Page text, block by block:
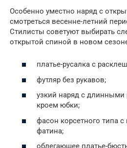
Особенно уместно наряд с
смотреться весенне-летний
Стилисты советуют выбирать
открытой спиной в новом
платье-русалка с
футляр без рукавов;
узкий наряд с
кроем юбки;
фасон корсетного типа
фатина;
облегающее платье-